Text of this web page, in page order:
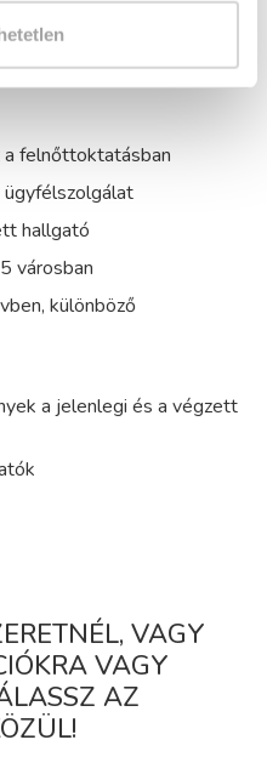
minket?
felnőttoktatásban
hallgató
városban
különböző
a jelenlegi és a végzett
VAGY
VAGY
AZ